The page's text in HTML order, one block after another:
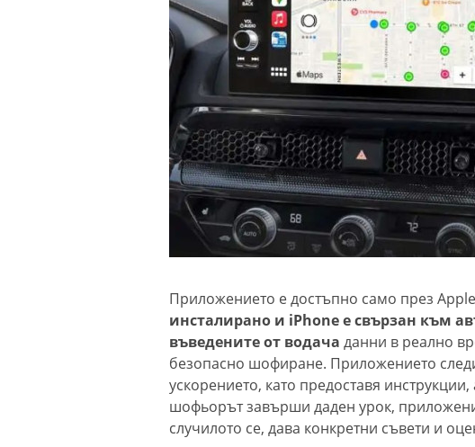
Приложението е достъпно само през
инсталирано и iPhone е свързан към
въведените от водача данни в реално
безопасно шофиране. Приложението
ускорението, като предоставя
шофьорът завърши даден урок,
случилото се, дава конкретни съвети и